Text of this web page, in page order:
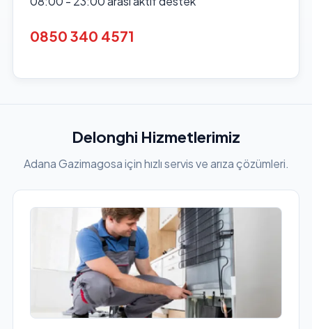
0850 340 4571
Delonghi Hizmetlerimiz
Adana Gazimagosa için hızlı servis ve arıza çözümleri.